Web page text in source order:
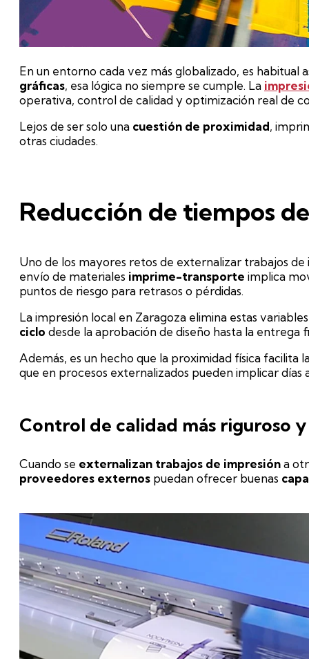
En un entorno cada vez más globalizado, es
gráficas, esa lógica no siempre se cumple. La
operativa, control de calidad y optimización real de
Lejos de ser solo una cuestión de proximidad,
otras ciudades.
Reducción de tiempos
Uno de los mayores retos de externalizar trabajos
envío de materiales imprime-transporte implica
puntos de riesgo para retrasos o pérdidas.
La impresión local en Zaragoza elimina estas
ciclo desde la aprobación de diseño hasta la entrega
Además, es un hecho que la proximidad física facilita
que en procesos externalizados pueden implicar días
Control de calidad más riguroso
Cuando se externalizan trabajos de impresióna
proveedores externos puedan ofrecer buenas